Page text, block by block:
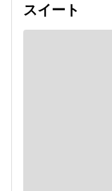
スイート